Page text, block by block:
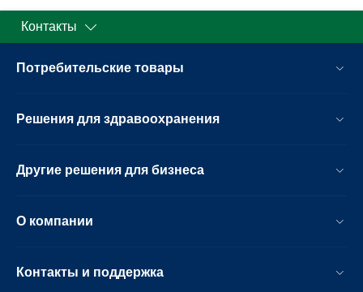
Контакты
Потребительские товары
Решения для здравоохранения
Другие решения для бизнеса
О компании
Контакты и поддержка